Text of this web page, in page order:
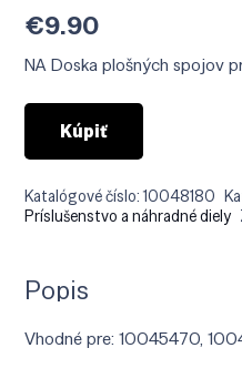
€9.90
NA Doska plošných spojov
Kúpiť
Katalógové číslo:10048180
Príslušenstvo a náhradné diely
Popis
Vhodné pre: 10045470,